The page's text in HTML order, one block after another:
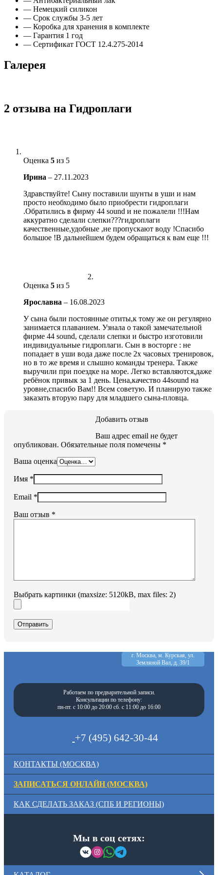
— Немецкий силикон
— Срок службы 3-5 лет
— Коробка для хранения в комплекте
— Гарантия 1 год
— Сертификат ГОСТ 12.4.275-2014
Галерея
2 отзыва на Гидроплаги
Оценка 5 из 5
Ирина – 27.11.2023
Здравствуйте! Сыну поставили шунты в уши и нам
просто необходимо было приобрести гидроплаги
.Обратились в фирму 44 sound и не пожалели !!!Нам
аккуратно сделали слепки???гидроплаги
качественные,удобные ,не пропускают воду !Спасибо
большое !В дальнейшем будем обращаться к вам еще !!!
Оценка 5 из 5
Ярославна – 16.08.2023
У сына были постоянные отиты,к тому же он регулярно
занимается плаванием. Узнала о такой замечательной
фирме 44 sound, сделали слепки и быстро изготовили
индивидуальные гидроплаги. Сын в восторге : не
попадает в уши вода даже после 2х часовых тренировок,
но в то же время и слышно команды тренера. Также
выручили при поездке на море. Легко вставляются,даже
ребёнок привык за 1 день. Цена,качество 44sound на
уровне,спасибо Вам!! Всем советую. И планирую также
заказать вторую пару для младшего сына-пловца.
Добавить отзыв
Ваш адрес email не будет
опубликован. Обязательные поля помечены *
Ваша оценка
Имя *
Email *
Ваш отзыв *
Выбрать картинки (maxsize: 5120kB, max files: 2)
Отправить
г. Москва, м. Курская, ул.
Земляной Вал, д. 39/1
Работаем по предварительной записи.
Консультации по телефону:
пн-пт. с 10:00 до 20:00 сб. с 11:00 до 16:00
+7 (495) 642-30-44
КОНТАКТЫ (МОСКВА)
ЗАПИСАТЬСЯ ОНЛАЙН (МОСКВА)
КАК СДЕЛАТЬ ЗАКАЗ (СПБ И РЕГИОНЫ)
Мы в соц сетях: